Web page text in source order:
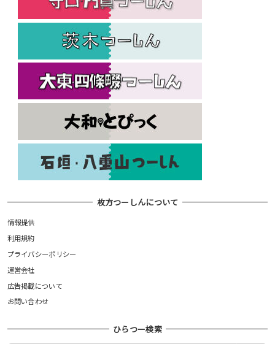
枚方つーしんについて
情報提供
利用規約
プライバシーポリシー
運営会社
広告掲載について
お問い合わせ
ひらつー検索